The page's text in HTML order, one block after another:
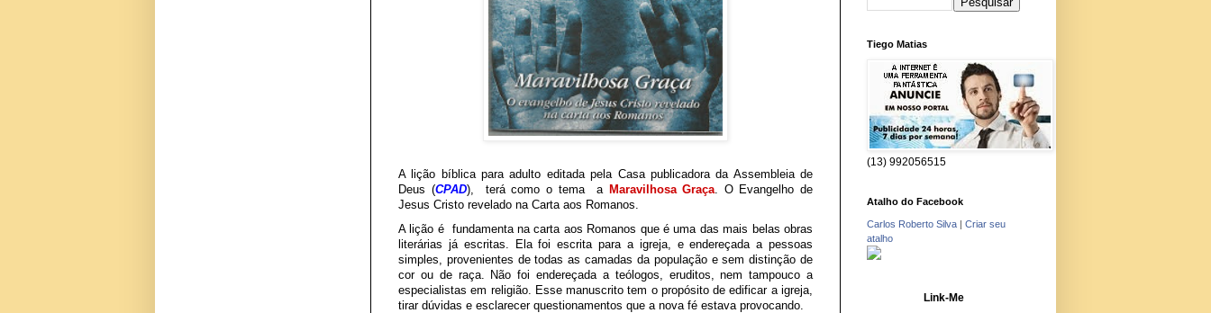
A lição bíblica para adulto editada pela Casa publicadora da Assembleia de
Deus (CPAD), terá como o tema a Maravilhosa Graça. O Evangelho de
Jesus Cristo revelado na Carta aos Romanos.
A lição é fundamenta na carta aos Romanos que é uma das mais belas obras
literárias já escritas. Ela foi escrita para a igreja, e endereçada a pessoas
simples, provenientes de todas as camadas da população e sem distinção de
cor ou de raça. Não foi endereçada a teólogos, eruditos, nem tampouco a
especialistas em religião. Esse manuscrito tem o propósito de edificar a igreja,
tirar dúvidas e esclarecer questionamentos que a nova fé estava provocando.
Tiego Matias
(13) 992056515
Atalho do Facebook
Carlos Roberto Silva | Criar seu
atalho
Link-Me